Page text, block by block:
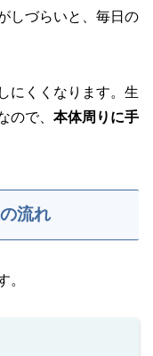
しづらいと、毎日の
にくくなります。生
ので、 本体周りに手
流れ
。